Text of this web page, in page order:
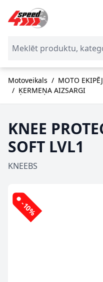
Skip to Content
Motoveikals / MOTO
/ ĶERMEŅA AIZSARGI
KNEE
SOFT LVL1
KNEEBS
-10%